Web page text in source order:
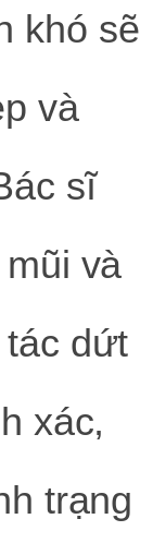
khó sẽ
và
sĩ
và
dứt
xác,
trạng